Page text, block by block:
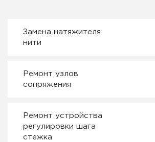
Замена натяжителя
нити
Ремонт узлов
сопряжения
Ремонт устройства
регулировки шага
стежка